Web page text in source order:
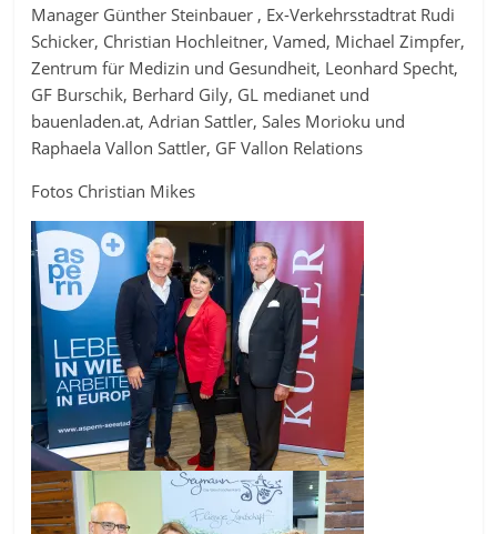
Manager Günther Steinbauer , Ex-Verkehrsstadtrat Rudi
Schicker, Christian Hochleitner, Vamed, Michael Zimpfer,
Zentrum für Medizin und Gesundheit, Leonhard Specht,
GF Burschik, Berhard Gily, GL medianet und
bauenladen.at, Adrian Sattler, Sales Morioku und
Raphaela Vallon Sattler, GF Vallon Relations
Fotos Christian Mikes